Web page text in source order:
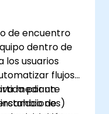
de encuentro
dentro de
los usuarios
flujos
mediante
de
por un